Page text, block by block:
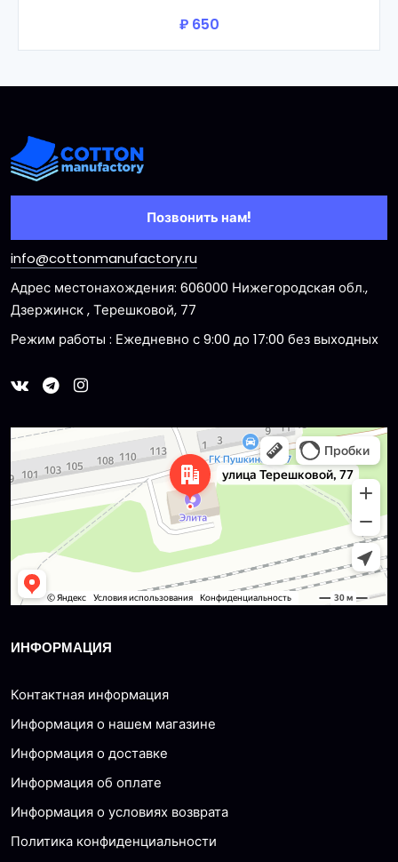
В корзину
₽ 650
Позвонить нам!
info@cottonmanufactory.ru
Адрес местонахождения: 606000 Нижегородская обл.,
Дзержинск , Терешковой, 77
Режим работы : Ежедневно с 9:00 до 17:00 без выходных
Dzerzhinsk
Ulitsa Tereshkovoy, 77 — Yandex Maps
ИНФОРМАЦИЯ
Контактная информация
Информация о нашем магазине
Информация о доставке
Информация об оплате
Информация о условиях возврата
Политика конфиденциальности